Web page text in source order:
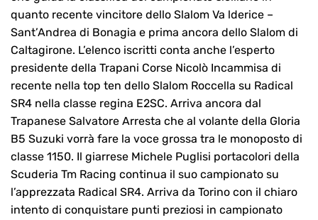
quanto recente vincitore dello Slalom Va lderice –
Sant’Andrea di Bonagia e prima ancora dello Slalom di
Caltagirone. L’elenco iscritti conta anche l’esperto
presidente della Trapani Corse Nicolò Incammisa di
recente nella top ten dello Slalom Roccella su Radical
SR4 nella classe regina E2SC. Arriva ancora dal
Trapanese Salvatore Arresta che al volante della Gloria
B5 Suzuki vorrà fare la voce grossa tra le monoposto di
classe 1150. Il giarrese Michele Puglisi portacolori della
Scuderia Tm Racing continua il suo campionato su
l’apprezzata Radical SR4. Arriva da Torino con il chiaro
intento di conquistare punti preziosi in campionato